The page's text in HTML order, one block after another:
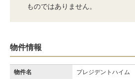
ものではありません。
物件情報
物件名 プレジデントハイム